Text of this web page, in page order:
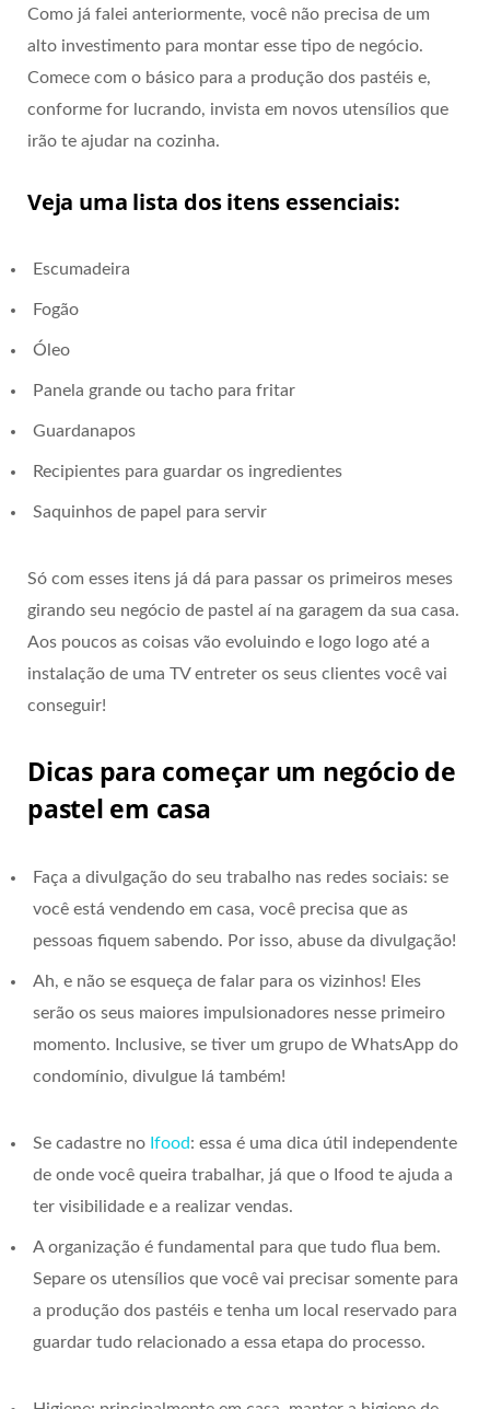
Como já falei anteriormente, você não precisa de um
alto investimento para montar esse tipo de negócio.
Comece com o básico para a produção dos pastéis e,
conforme for lucrando, invista em novos utensílios que
irão te ajudar na cozinha.
Veja uma lista dos itens essenciais:
Escumadeira
Fogão
Óleo
Panela grande ou tacho para fritar
Guardanapos
Recipientes para guardar os ingredientes
Saquinhos de papel para servir
Só com esses itens já dá para passar os primeiros meses
girando seu negócio de pastel aí na garagem da sua casa.
Aos poucos as coisas vão evoluindo e logo logo até a
instalação de uma TV entreter os seus clientes você vai
conseguir!
Dicas para começar um negócio de
pastel em casa
Faça a divulgação do seu trabalho nas redes sociais: se
você está vendendo em casa, você precisa que as
pessoas fiquem sabendo. Por isso, abuse da divulgação!
Ah, e não se esqueça de falar para os vizinhos! Eles
serão os seus maiores impulsionadores nesse primeiro
momento. Inclusive, se tiver um grupo de WhatsApp do
condomínio, divulgue lá também!
Se cadastre no Ifood: essa é uma dica útil independente
de onde você queira trabalhar, já que o Ifood te ajuda a
ter visibilidade e a realizar vendas.
A organização é fundamental para que tudo flua bem.
Separe os utensílios que você vai precisar somente para
a produção dos pastéis e tenha um local reservado para
guardar tudo relacionado a essa etapa do processo.